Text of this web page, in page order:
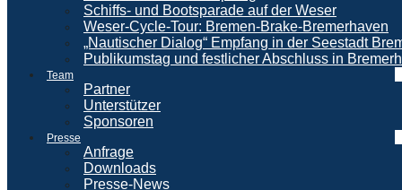
Schiffs- und Bootsparade auf der Weser
Weser-Cycle-Tour: Bremen-Brake-Bremerhaven
„Nautischer Dialog“ Empfang in der Seestadt
Publikumstag und festlicher Abschluss in
Team
Partner
Unterstützer
Sponsoren
Presse
Anfrage
Downloads
Presse-News